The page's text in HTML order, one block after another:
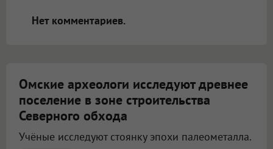
Нет комментариев.
Омские археологи исследуют древнее
поселение в зоне строительства
Северного обхода
Учёные исследуют стоянку эпохи палеометалла.